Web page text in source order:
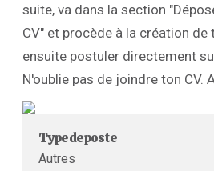
suite, va dans la section
CV" et procède à la création de
ensuite postuler directement
N'oublie pas de joindre ton CV.
Type de poste
Autres